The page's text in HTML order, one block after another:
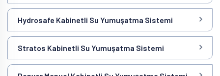
Hydrosafe Kabinetli Su Yumuşatma Sistemi
Stratos Kabinetli Su Yumuşatma Sistemi